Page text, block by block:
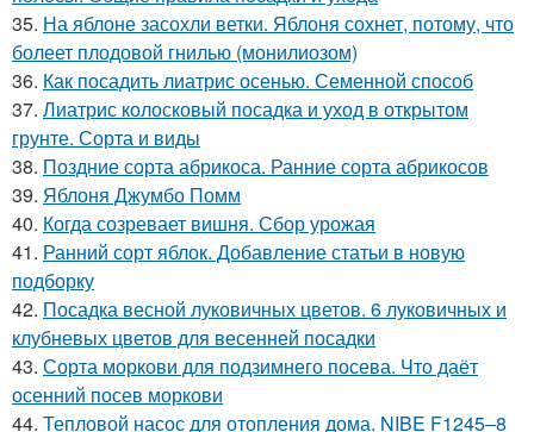
35. На яблоне засохли ветки. Яблоня сохнет, потому, что
болеет плодовой гнилью (монилиозом)
36. Как посадить лиатрис осенью. Семенной способ
37. Лиатрис колосковый посадка и уход в открытом
грунте. Сорта и виды
38. Поздние сорта абрикоса. Ранние сорта абрикосов
39. Яблоня Джумбо Помм
40. Когда созревает вишня. Сбор урожая
41. Ранний сорт яблок. Добавление статьи в новую
подборку
42. Посадка весной луковичных цветов. 6 луковичных и
клубневых цветов для весенней посадки
43. Сорта моркови для подзимнего посева. Что даёт
осенний посев моркови
44. Тепловой насос для отопления дома. NIBE F1245–8